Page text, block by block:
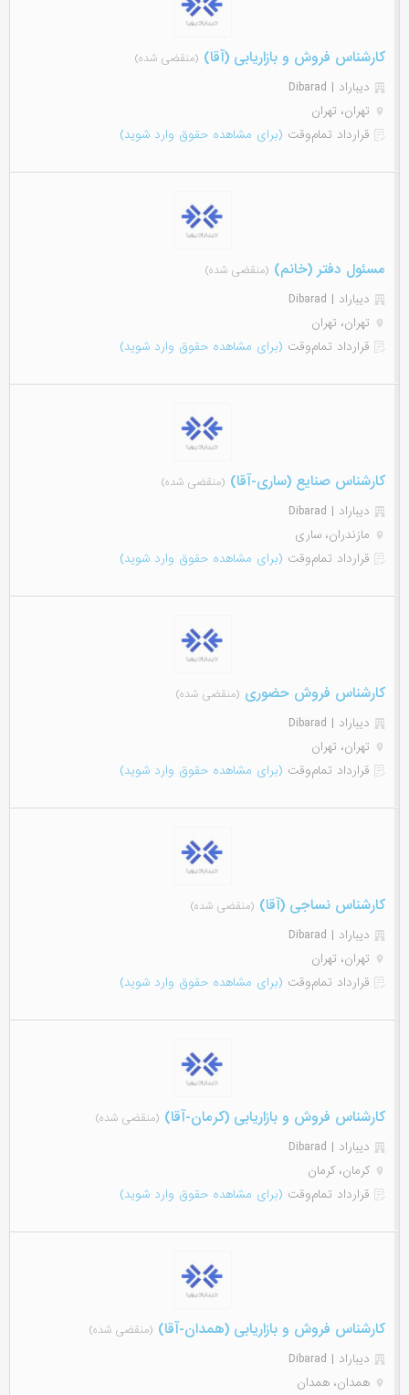
کارشناس فروش و بازاریابی (آقا) (منقضی شده)
دیباراد | Dibarad
تهران، تهران
قرارداد تمام‌وقت (برای مشاهده حقوق وارد شوید)
مسئول دفتر (خانم) (منقضی شده)
دیباراد | Dibarad
تهران، تهران
قرارداد تمام‌وقت (برای مشاهده حقوق وارد شوید)
کارشناس صنایع (ساری-آقا) (منقضی شده)
دیباراد | Dibarad
مازندران، ساری
قرارداد تمام‌وقت (برای مشاهده حقوق وارد شوید)
کارشناس فروش حضوری (منقضی شده)
دیباراد | Dibarad
تهران، تهران
قرارداد تمام‌وقت (برای مشاهده حقوق وارد شوید)
کارشناس نساجی (آقا) (منقضی شده)
دیباراد | Dibarad
تهران، تهران
قرارداد تمام‌وقت (برای مشاهده حقوق وارد شوید)
کارشناس فروش و بازاریابی (کرمان-آقا) (منقضی شده)
دیباراد | Dibarad
کرمان، کرمان
قرارداد تمام‌وقت (برای مشاهده حقوق وارد شوید)
کارشناس فروش و بازاریابی (همدان-آقا) (منقضی شده)
دیباراد | Dibarad
همدان، همدان